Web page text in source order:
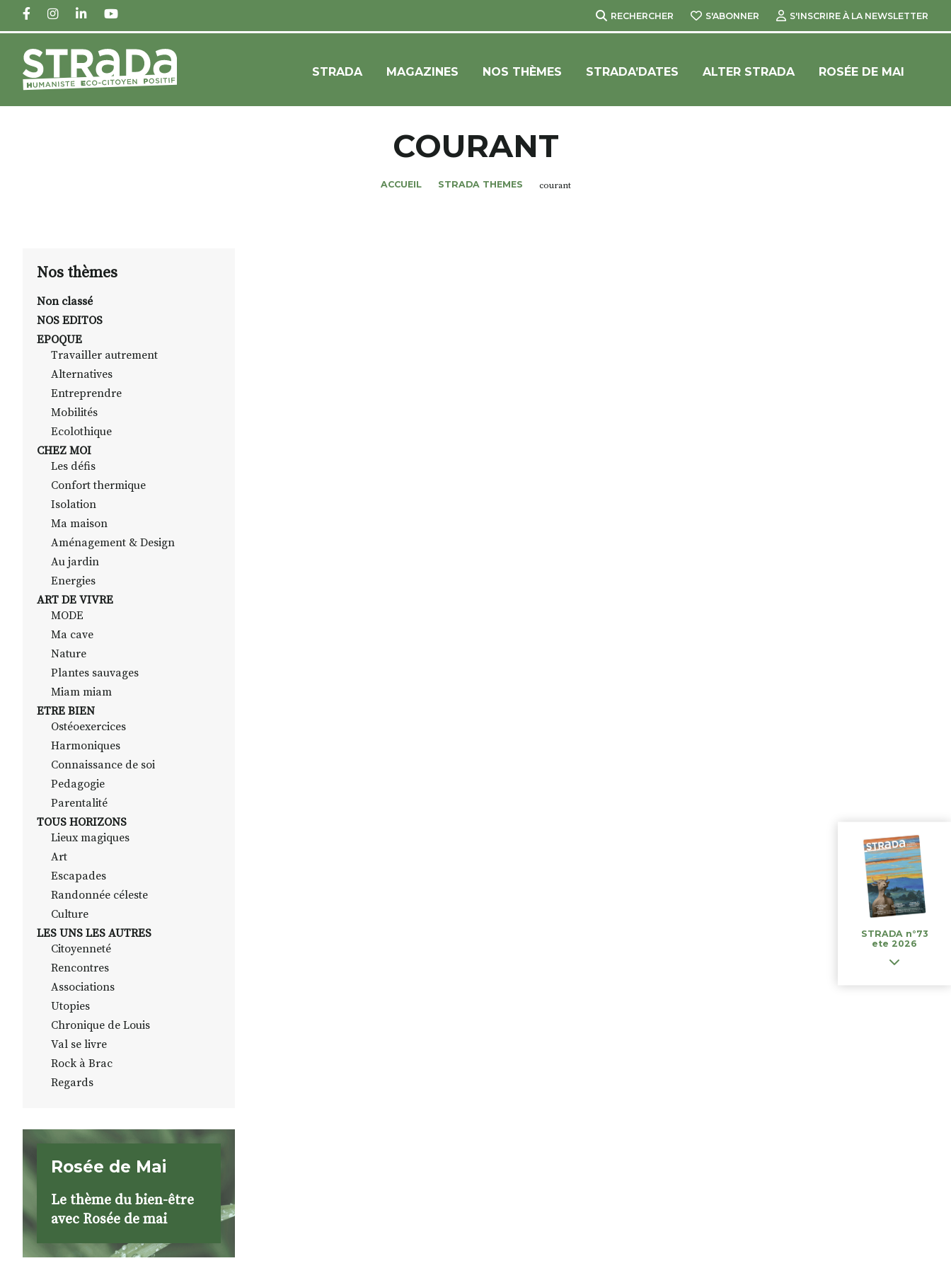
FACEBOOKINSTAGRAM
LINKEDINYOUTUBE RECHERCHER S'ABONNER S'INSCRIRE À LA NEWSLETTER
STRADA MAGAZINES NOS THÈMES STRADA’DATES ALTER STRADA ROSÉE DE MAI
COURANT
ACCUEIL STRADA THEMES courant
Nos thèmes
Non classé
NOS EDITOS
EPOQUE
Travailler autrement
Alternatives
Entreprendre
Mobilités
Ecolothique
CHEZ MOI
Les défis
Confort thermique
Isolation
Ma maison
Aménagement & Design
Au jardin
Energies
ART DE VIVRE
MODE
Ma cave
Nature
Plantes sauvages
Miam miam
ETRE BIEN
Ostéoexercices
Harmoniques
Connaissance de soi
Pedagogie
Parentalité
TOUS HORIZONS
Lieux magiques
Art
Escapades
Randonnée céleste
Culture
LES UNS LES AUTRES
Citoyenneté
Rencontres
Associations
Utopies
Chronique de Louis
Val se livre
Rock à Brac
Regards
Rosée de Mai
Le thème du bien-être
avec Rosée de mai
STRADA n°73
ete 2026